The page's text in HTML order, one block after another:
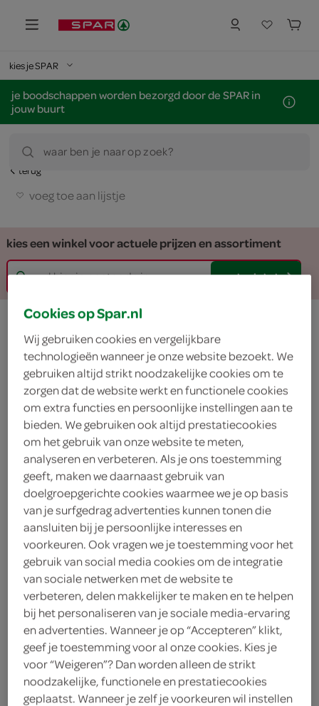
kies je SPAR
je boodschappen worden bezorgd door de SPAR in
jouw buurt
waar ben je naar op zoek?
terug
voeg toe aan lijstje
kies een winkel voor actuele prijzen en assortiment
zoek winkel
The Tosti Club koffie
verkeerd
The Tosti Club
1 Stuks
Cookies op Spar.nl
Wij gebruiken cookies en vergelijkbare
technologieën wanneer je onze website bezoekt. We
gebruiken altijd strikt noodzakelijke cookies om te
zorgen dat de website werkt en functionele cookies
om extra functies en persoonlijke instellingen aan te
bieden. We gebruiken ook altijd prestatiecookies
om het gebruik van onze website te meten,
analyseren en verbeteren. Als je ons toestemming
geeft, maken we daarnaast gebruik van
doelgroepgerichte cookies waarmee we je op basis
van je surfgedrag advertenties kunnen tonen die
aansluiten bij je persoonlijke interesses en
voorkeuren. Ook vragen we je toestemming voor het
gebruik van social media cookies om de integratie
van sociale netwerken met de website te
verbeteren, delen makkelijker te maken en te helpen
bij het personaliseren van je sociale media-ervaring
en advertenties. Wanneer je op “Accepteren” klikt,
geef je toestemming voor al onze cookies. Kies je
voor “Weigeren”? Dan worden alleen de strikt
noodzakelijke, functionele en prestatiecookies
geplaatst. Wanneer je zelf je voorkeuren wil instellen